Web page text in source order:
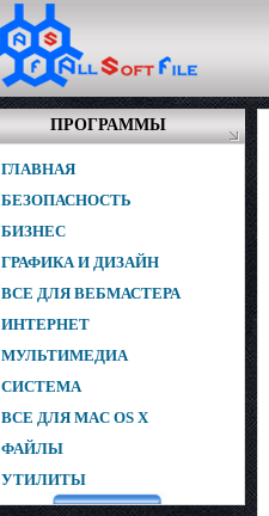
ПРОГРАММЫ
ГЛАВНАЯ
БЕЗОПАСНОСТЬ
БИЗНЕС
ГРАФИКА И ДИЗАЙН
ВСЕ ДЛЯ ВЕБМАСТЕРА
ИНТЕРНЕТ
МУЛЬТИМЕДИА
СИСТЕМА
ВСЕ ДЛЯ MAC OS X
ФАЙЛЫ
УТИЛИТЫ